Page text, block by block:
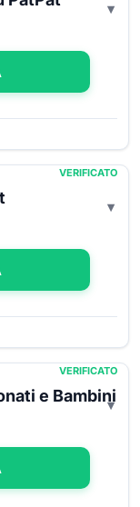
VERIFICATO
VERIFICATO
e Bambini